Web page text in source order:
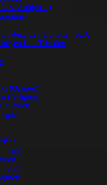
(Aubignan)
de l’Horloge – AIX
Lou Tricadou
(Orange)
(Avignon)